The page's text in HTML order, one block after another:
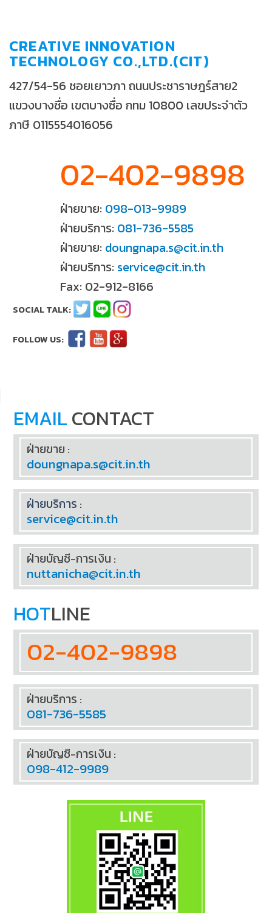
CREATIVE INNOVATION
TECHNOLOGY CO.,LTD.(CIT)
427/54-56 ซอยเยาวภา ถนนประชาราษฎร์สาย2
แขวงบางซื่อ เขตบางซื่อ กทม 10800 เลขประจำตัว
ภาษี 0115554016056
02-402-9898
ฝ่ายขาย: 098-013-9989
ฝ่ายบริการ: 081-736-5585
ฝ่ายขาย: doungnapa.s@cit.in.th
ฝ่ายบริการ: service@cit.in.th
Fax: 02-912-8166
EMAILCONTACT
ฝ่ายขาย :
doungnapa.s@cit.in.th
ฝ่ายบริการ :
service@cit.in.th
ฝ่ายบัญชี-การเงิน :
nuttanicha@cit.in.th
HOTLINE
02-402-9898
ฝ่ายบริการ :
081-736-5585
ฝ่ายบัญชี-การเงิน :
098-412-9989